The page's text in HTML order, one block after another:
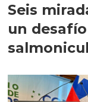
Seis
un